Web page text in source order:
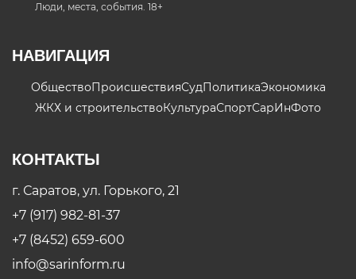
Люди, места, события. 18+
НАВИГАЦИЯ
ОбществоПроисшествияСудПолитикаЭкономика
ЖКХ и строительствоКультураСпортСарИнФото
КОНТАКТЫ
г. Саратов, ул. Горького, 21
+7 (917) 982-81-37
+7 (8452) 659-600
info@sarinform.ru